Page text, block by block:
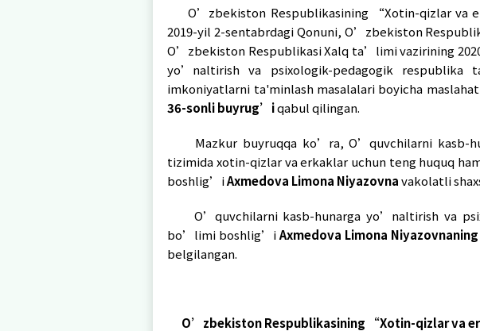
Gender– xotin-qizlar va
jumladan siyosat, iqtisodiyot, huquq,
hisoblanadi.
O’quvchilarni kasb-hunarga
erkaklar uchun
O’zbekiston Respublikasining
2019-yil 2-sentabrdagi Qonuni,
imkoniyatlarni ta'minlash masalalari